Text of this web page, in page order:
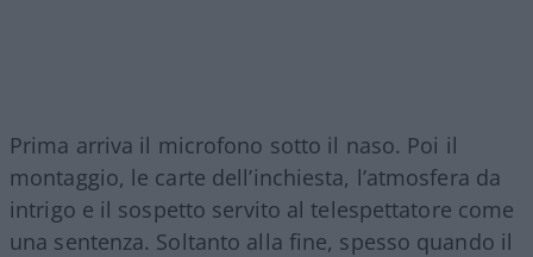
Prima arriva il microfono sotto il naso. Poi il
montaggio, le carte dell’inchiesta, l’atmosfera da
intrigo e il sospetto servito al telespettatore come
una sentenza. Soltanto alla fine, spesso quando il